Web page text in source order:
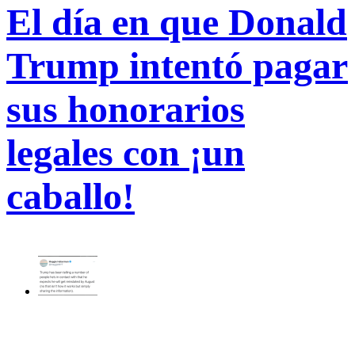
El día en que Donald
Trump intentó pagar
sus honorarios
legales con ¡un
caballo!